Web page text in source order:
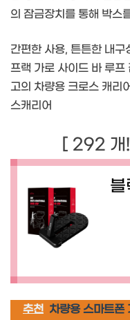
의 잠금장치를 통해 박스
간편한 사용, 튼튼한 내
프랙 가로 사이드 바 루프
고의 차량용 크로스 캐리
스캐리어
[ 292 개
블
추천 차량용 스마트폰